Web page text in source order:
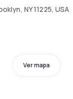
NY 11225, USA
Ver mapa